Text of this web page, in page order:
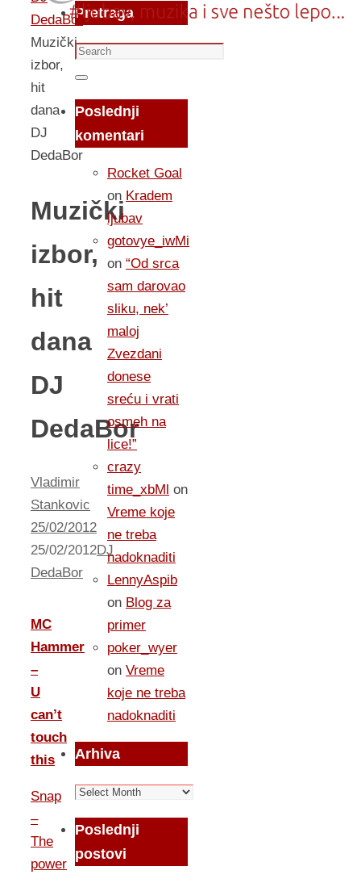
DedaBor
Muzički
izbor,
hit
dana
DJ
DedaBor
Muzički
izbor,
hit
dana
DJ
DedaBor
Vladimir
Stankovic
25/02/2012
25/02/2012DJ
DedaBor
MC
Hammer
–
U
can’t
touch
this
Snap
–
The
power
Pretraga
Search
for:
Search
Poslednji
komentari
Rocket Goal
on Kradem
ljubav
gotovye_iwMi
on “Od srca
sam darovao
sliku, nek’
maloj
Zvezdani
donese
sreću i vrati
osmeh na
lice!”
crazy
time_xbMl on
Vreme koje
ne treba
nadoknaditi
LennyAspib
on Blog za
primer
poker_wyer
on Vreme
koje ne treba
nadoknaditi
Arhiva
Arhiva
Poslednji
postovi